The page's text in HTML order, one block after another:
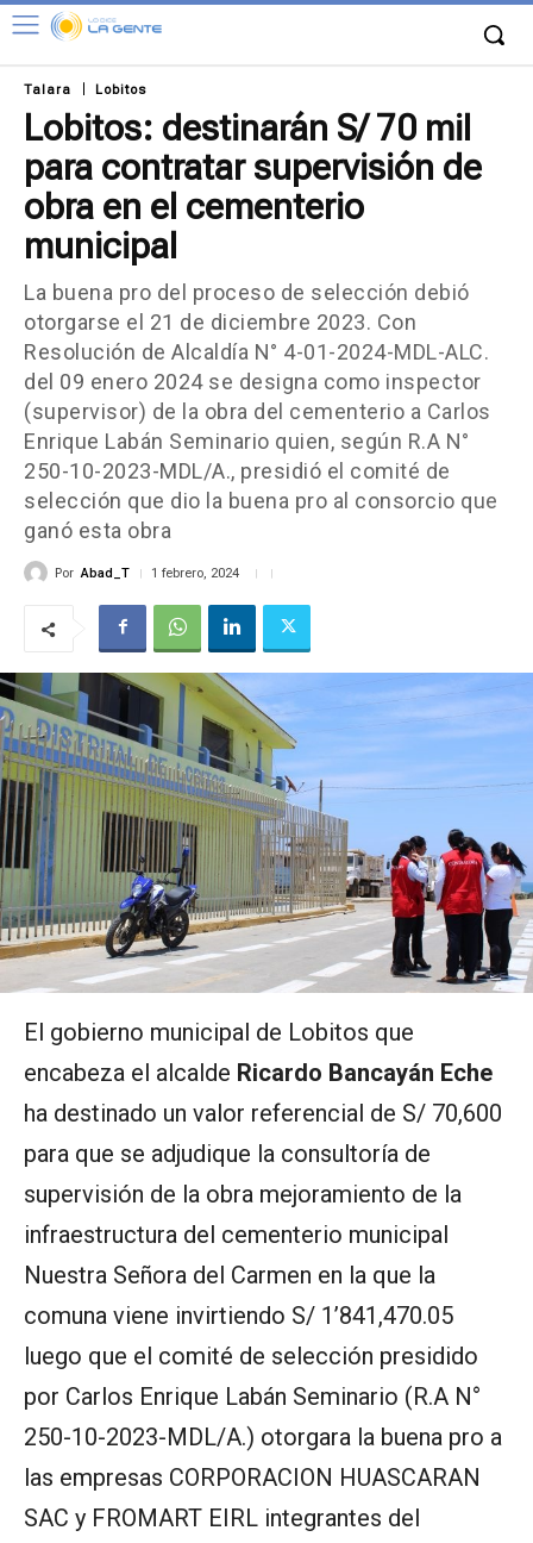
Talara Lobitos
Lobitos: destinarán S/ 70 mil
para contratar supervisión de
obra en el cementerio
municipal
La buena pro del proceso de selección debió
otorgarse el 21 de diciembre 2023. Con
Resolución de Alcaldía N° 4-01-2024-MDL-ALC.
del 09 enero 2024 se designa como inspector
(supervisor) de la obra del cementerio a Carlos
Enrique Labán Seminario quien, según R.A N°
250-10-2023-MDL/A., presidió el comité de
selección que dio la buena pro al consorcio que
ganó esta obra
Por Abad_T 1 febrero, 2024
El gobierno municipal de Lobitos que
encabeza el alcalde Ricardo Bancayán Eche
ha destinado un valor referencial de S/ 70,600
para que se adjudique la consultoría de
supervisión de la obra mejoramiento de la
infraestructura del cementerio municipal
Nuestra Señora del Carmen en la que la
comuna viene invirtiendo S/ 1’841,470.05
luego que el comité de selección presidido
por Carlos Enrique Labán Seminario (R.A N°
250-10-2023-MDL/A.) otorgara la buena pro a
las empresas CORPORACION HUASCARAN
SAC y FROMART EIRL integrantes del